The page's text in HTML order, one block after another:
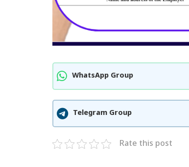
WhatsApp Group
Telegram Group
Rate this post